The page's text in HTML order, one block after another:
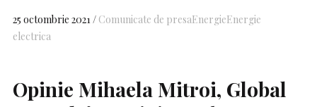
25 octombrie 2021 Comunicate de presaEnergieEnergie
electrica
Opinie Mihaela Mitroi, Global